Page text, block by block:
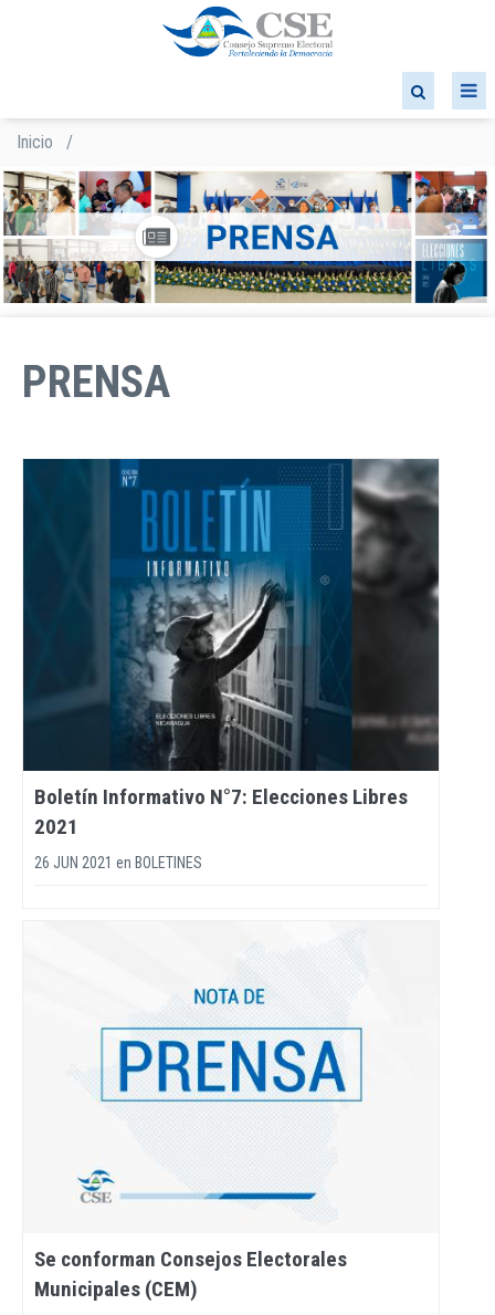
Sobrescribir
enlaces
de
ayuda
a
la
navegación
Inicio /
PRENSA
Boletín Informativo N°7: Elecciones Libres
2021
26 JUN 2021 en BOLETINES
Se conforman Consejos Electorales
Municipales (CEM)